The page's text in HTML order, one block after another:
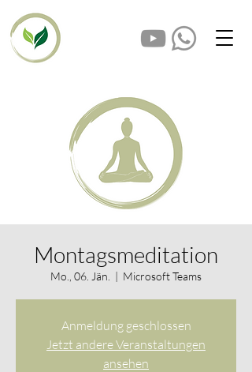
Montagsmeditation
Mo., 06. Jän.
  |
Microsoft Teams
Anmeldung geschlossen
Jetzt andere Veranstaltungen
ansehen